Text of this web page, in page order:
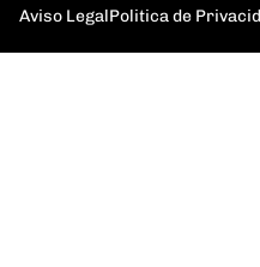
Aviso LegalPolitica de